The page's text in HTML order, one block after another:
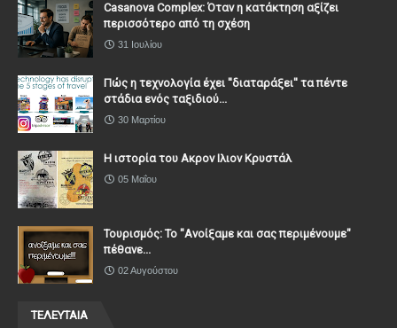
Casanova Complex: Όταν η κατάκτηση αξίζει
περισσότερο από τη σχέση
31 Ιουλίου
Πώς η τεχνολογία έχει ''διαταράξει'' τα πέντε
στάδια ενός ταξιδιού...
30 Μαρτίου
Η ιστορία του Ακρον Ιλιον Κρυστάλ
05 Μαΐου
Τουρισμός: Το "Ανοίξαμε και σας περιμένουμε"
πέθανε...
02 Αυγούστου
ΤΕΛΕΥΤΑΙΑ